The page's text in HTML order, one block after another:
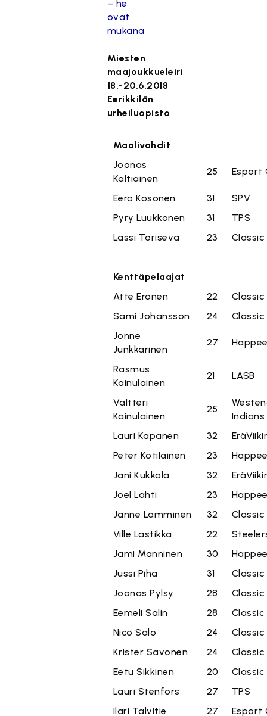
– he
ovat
mukana
Miesten
maajoukkueleiri
18.-20.6.2018
Eerikkilän
urheiluopisto
Maalivahdit
Joonas
Kaltiainen
25 Esport
Eero Kosonen 31
SPV
Pyry Luukkonen
31
TPS
Lassi Toriseva
23 Classic
Kenttäpelaajat
Atte Eronen
22
Classic
Sami Johansson
24
Classic
Jonne
Junkkarinen
27
Rasmus
Kainulainen
21 LASB
Valtteri
Kainulainen
25
Indians
Lauri Kapanen
32
Peter Kotilainen
23
Jani Kukkola
32
Joel Lahti
23
Janne Lamminen
32
Classic
Ville Lastikka
22
Jami Manninen
30
Jussi Piha
31
Classic
Joonas Pylsy
28
Classic
Eemeli Salin
28
Classic
Nico Salo
24
Classic
Krister Savonen
24
Classic
Eetu Sikkinen
20
Classic
Lauri Stenfors
27
TPS
Ilari Talvitie
27
Esport